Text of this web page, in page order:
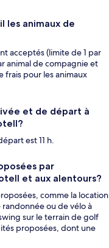
les animaux de
acceptés (limite de 1 par
animal de compagnie et
frais pour les animaux
et de départ à
est 11 h.
par
et aux alentours?
comme la location
ou de vélo à
sur le terrain de golf
proposées, dont une